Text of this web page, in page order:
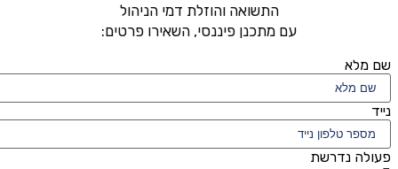
התשואה והוזלת דמי הניהול
עם מתכנן פיננסי, השאירו פרטים:
שם מלא
נייד
פעולה נדרשת